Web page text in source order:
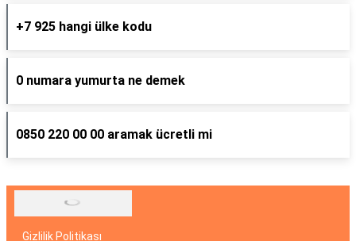
+7 925 hangi ülke kodu
0 numara yumurta ne demek
0850 220 00 00 aramak ücretli mi
Gizlilik Politikası